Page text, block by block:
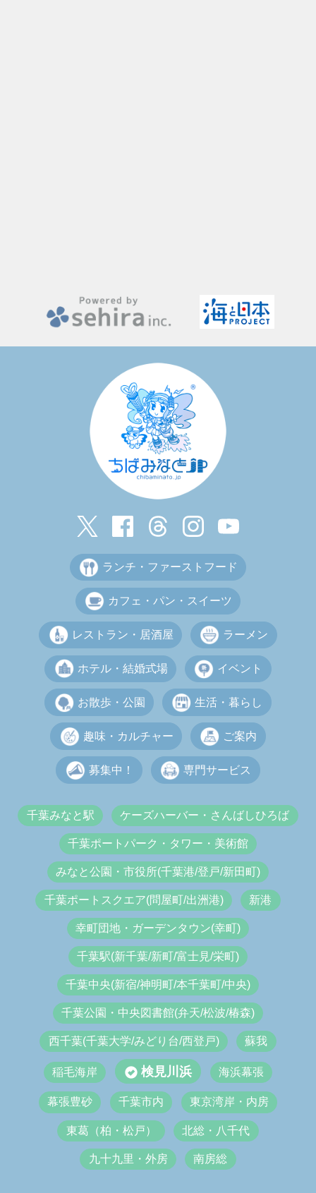
ランチ・ファーストフード
カフェ・パン・スイーツ
レストラン・居酒屋 ラーメン
ホテル・結婚式場 イベント
お散歩・公園 生活・暮らし
趣味・カルチャー ご案内
募集中！ 専門サービス
千葉みなと駅 ケーズハーバー・さんばしひろば
千葉ポートパーク・タワー・美術館
みなと公園・市役所(千葉港/登戸/新田町)
千葉ポートスクエア(問屋町/出洲港) 新港
幸町団地・ガーデンタウン(幸町)
千葉駅(新千葉/新町/富士見/栄町)
千葉中央(新宿/神明町/本千葉町/中央)
千葉公園・中央図書館(弁天/松波/椿森)
西千葉(千葉大学/みどり台/西登戸) 蘇我
稲毛海岸 検見川浜 海浜幕張
幕張豊砂 千葉市内 東京湾岸・内房
東葛（柏・松戸） 北総・八千代
九十九里・外房 南房総